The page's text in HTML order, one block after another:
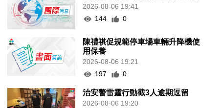
2026-08-06 19:41
144
0
陳禮祺促規範停車場車輛升降機使
用保養
2026-08-06 19:21
197
0
治安警雷霆行動截3人逾期逗留
2026-08-06 19:20